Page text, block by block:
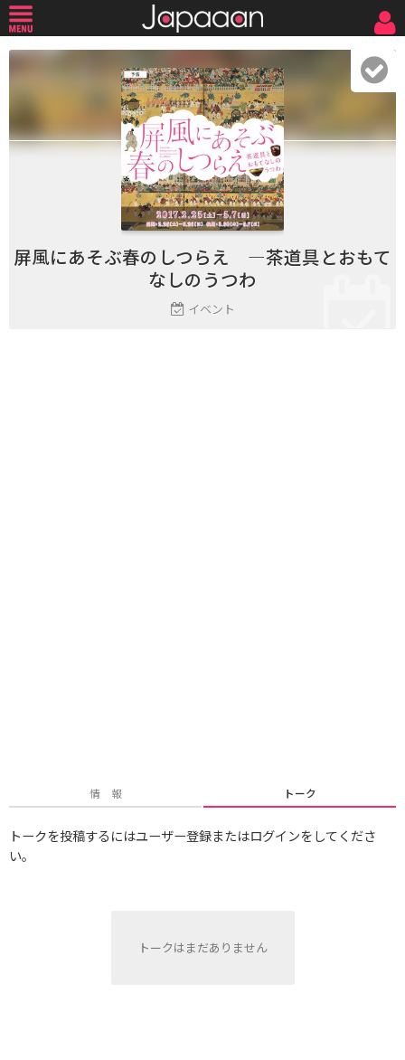
屏風にあそぶ春のしつらえ ―茶道具とおもて
なしのうつわ
イベント
情 報 トーク
トークを投稿するにはユーザー登録またはログインをしてくださ
い。
トークはまだありません